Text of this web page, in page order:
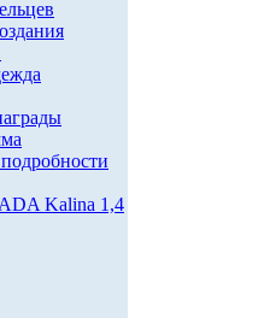
Kalina 1,4